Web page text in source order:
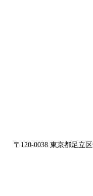
〒120-0038 東京都足立